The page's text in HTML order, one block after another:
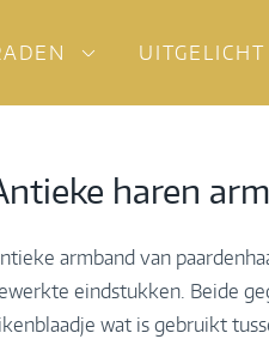
UITGELICHT
haren
armband van
eindstukken. Beide
wat is gebruikt